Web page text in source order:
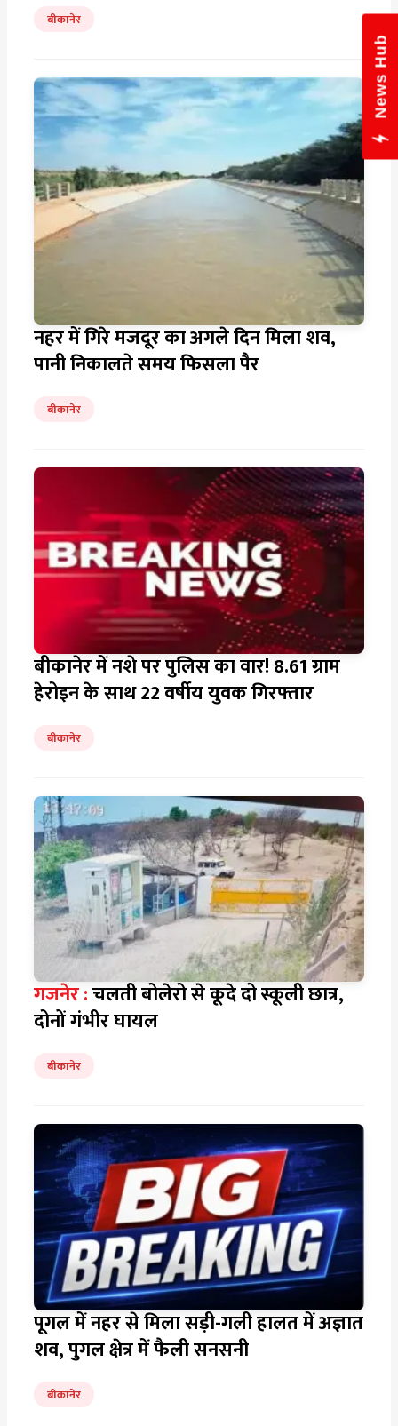
बीकानेर
नहर में गिरे मजदूर का अगले दिन मिला शव,
पानी निकालते समय फिसला पैर
बीकानेर
बीकानेर में नशे पर पुलिस का वार! 8.61 ग्राम
हेरोइन के साथ 22 वर्षीय युवक गिरफ्तार
बीकानेर
गजनेर :चलती बोलेरो से कूदे दो स्कूली छात्र,
दोनों गंभीर घायल
बीकानेर
पूगल में नहर से मिला सड़ी-गली हालत में अज्ञात
शव, पुगल क्षेत्र में फैली सनसनी
बीकानेर
News Hub